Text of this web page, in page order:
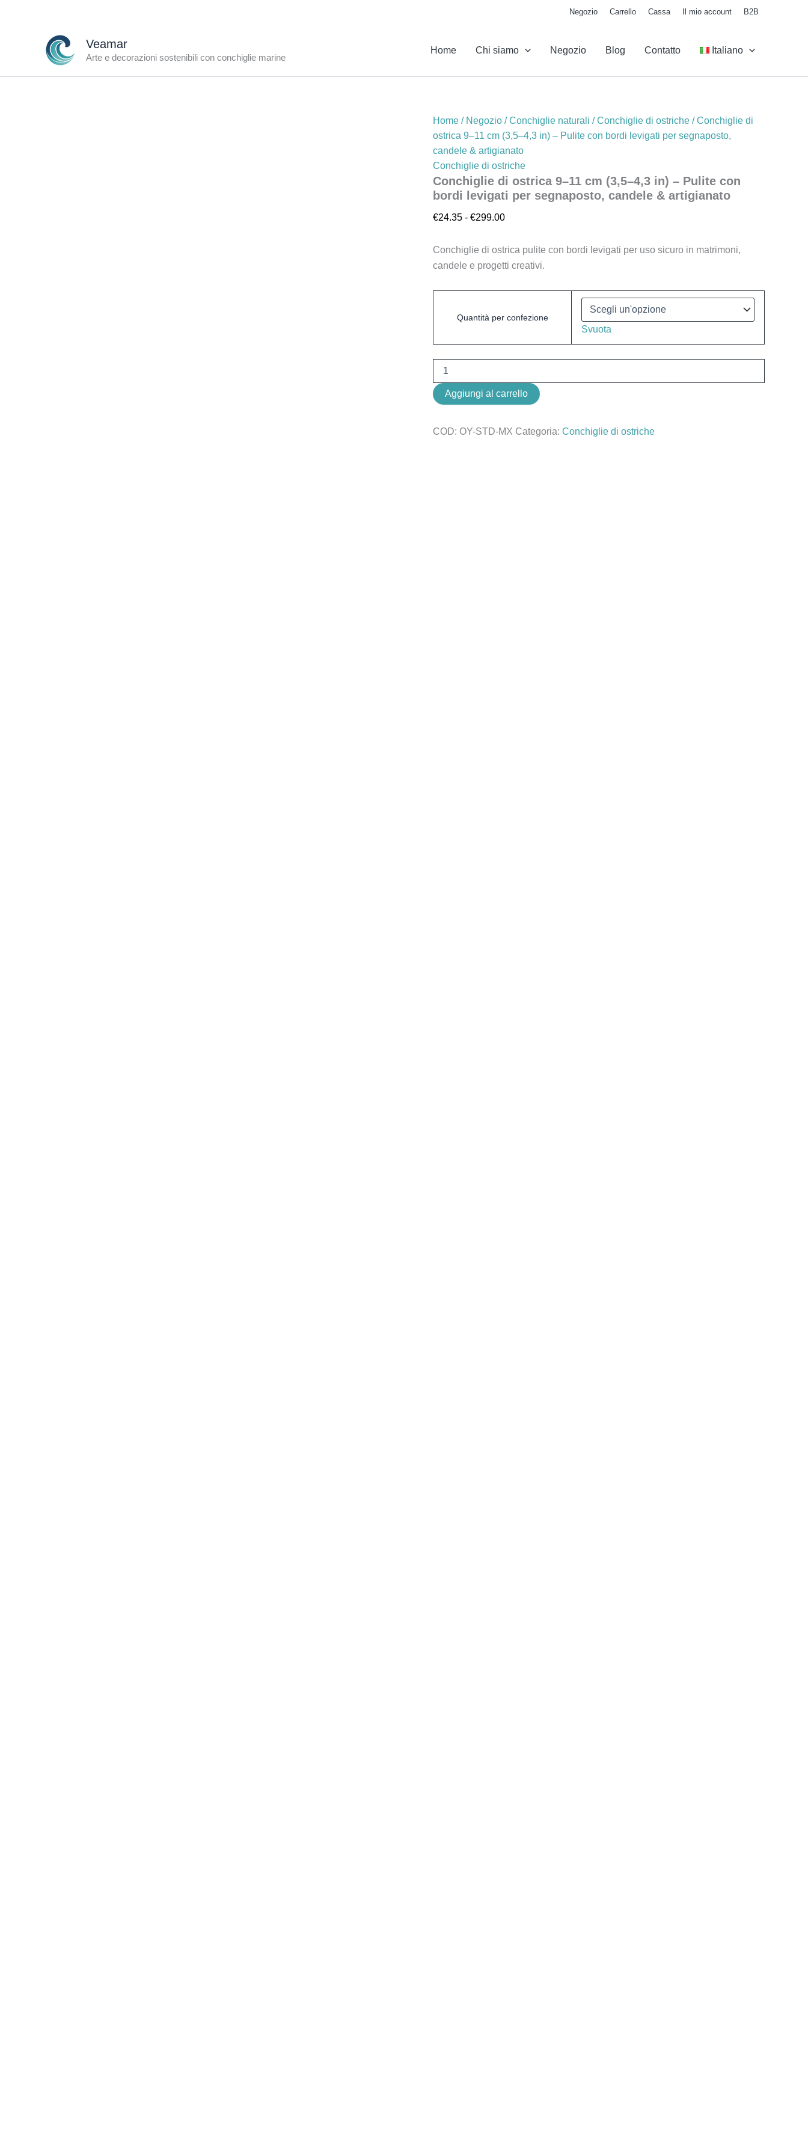
Negozio Carrello Cassa Il mio account B2B
Veamar
Arte e decorazioni sostenibili con conchiglie marine
Home Chi siamo Negozio Blog Contatto Italiano
Home / Negozio /Conchiglie naturali /Conchiglie di ostriche / Conchiglie di
ostrica 9–11 cm (3,5–4,3 in) – Pulite con bordi levigati per segnaposto,
candele & artigianato
Conchiglie di ostriche
Conchiglie di ostrica 9–11 cm (3,5–4,3 in) – Pulite con
bordi levigati per segnaposto, candele & artigianato
€24.35 - €299.00
da
Conchiglie di ostrica pulite con bordi levigati per uso sicuro in matrimoni,
candele e progetti creativi.
Quantità per confezione
Svuota
11
(3,5–
Pulite
con
bordi
levigati
segnaposto,
candele
artigianato
Aggiungi al carrello
COD: OY-STD-MX Categoria: Conchiglie di ostriche